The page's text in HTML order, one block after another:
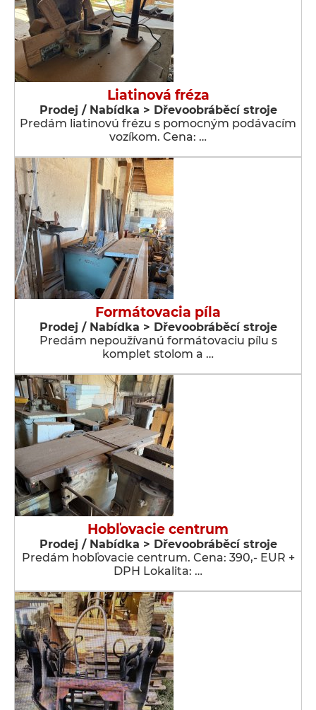
Liatinová fréza
Prodej / Nabídka > Dřevoobráběcí stroje
Predám liatinovú frézu s pomocným podávacím
vozíkom. Cena: …
Formátovacia píla
Prodej / Nabídka > Dřevoobráběcí stroje
Predám nepoužívanú formátovaciu pílu s
komplet stolom a …
Hobľovacie centrum
Prodej / Nabídka > Dřevoobráběcí stroje
Predám hobľovacie centrum. Cena: 390,- EUR +
DPH Lokalita: …